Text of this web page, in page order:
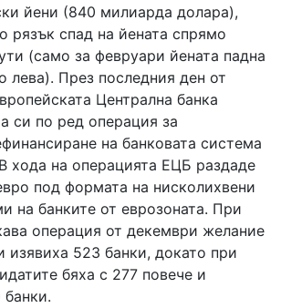
йени (840 милиарда долара),
рязък спад на йената спрямо
(само за февруари йената падна
лева). През последния ден от
Централна банка
си по ред операция за
на банковата система
хода на операцията ЕЦБ раздаде
под формата на нисколихвени
на банките от еврозоната. При
операция от декември желание
изявиха 523 банки, докато при
бяха с 277 повече и